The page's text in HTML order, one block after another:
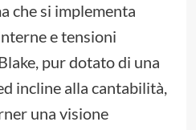
che si implementa
e tensioni
pur dotato di una
incline alla cantabilità,
una visione